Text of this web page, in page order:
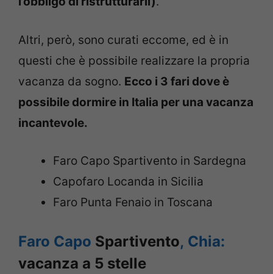
Altri, però, sono curati eccome, ed è in
questi che è possibile realizzare la propria
vacanza da sogno. Ecco i 3 fari dove è
possibile dormire in Italia per una vacanza
incantevole.
Faro Capo Spartivento in Sardegna
Capofaro Locanda in Sicilia
Faro Punta Fenaio in Toscana
Faro Capo Spartivento, Chia:
vacanza a 5 stelle